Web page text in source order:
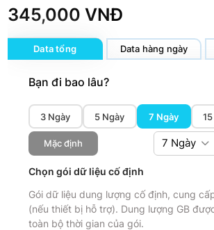
345,000 VNĐ
Data tổng Data hàng ngày
Bạn đi bao lâu?
3 Ngày 5 Ngày 7 Ngày
Mặc định 7 Ngày
Chọn gói dữ liệu cố định
Gói dữ liệu dung lượng cố định, cung
(nếu thiết bị hỗ trợ). Dung lượng GB
toàn bộ thời gian của gói.